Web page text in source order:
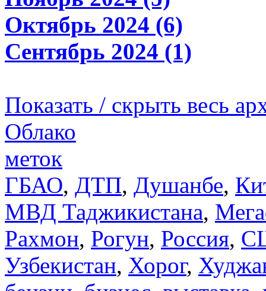
Октябрь 2024 (6)
Сентябрь 2024 (1)
Показать / скрыть весь
Облако
меток
ГБАО, ДТП, Душанбе,
МВД Таджикистана,
Рахмон, Рогун, Россия,
Узбекистан, Хорог,